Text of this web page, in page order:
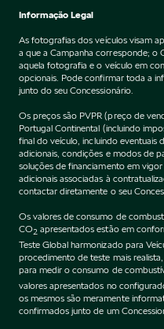
Informação Legal
As fotografias dos veículos visam
a que a Campanha corresponde; o
aquela fotografia e o veículo em
opcionais. Pode confirmar toda a
junto do seu Concessionário.
Os preços são PVPR (preço de
Portugal Continental (incluindo
final do veículo, incluindo eventuais
adicionais, condições e modos de
soluções de financiamento em
adicionais associadas à
contactar diretamente o seu
Os valores de consumo de
CO2 apresentados estão em
Teste Global harmonizado para
procedimento de teste mais
para medir o consumo de
valores apresentados no
os mesmos são meramente
confirmados junto de um